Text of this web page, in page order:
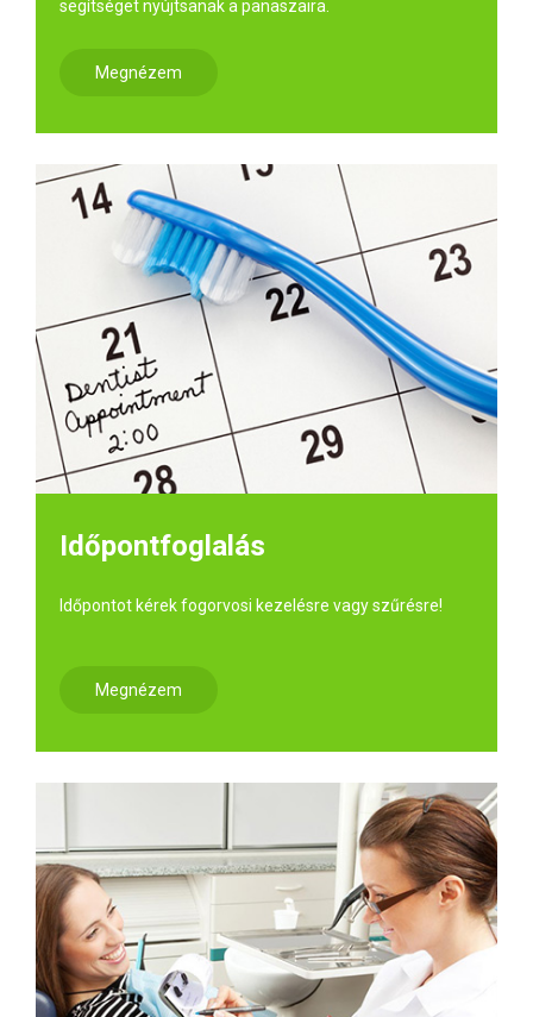
segítséget nyújtsanak a panaszaira.
Megnézem
Időpontfoglalás
Időpontot kérek fogorvosi kezelésre vagy szűrésre!
Megnézem